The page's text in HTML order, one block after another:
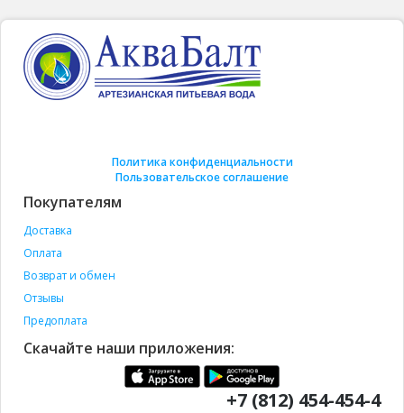
Политика конфиденциальности
Пользовательское соглашение
Покупателям
Доставка
Оплата
Возврат и обмен
Отзывы
Предоплата
Скачайте наши приложения:
+7 (812) 454-454-4